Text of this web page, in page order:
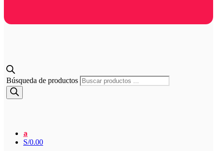
Búsqueda de productos
a
S/0.00